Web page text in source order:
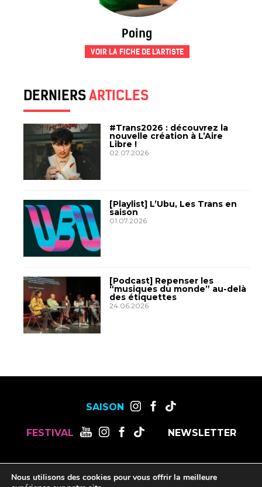
Poing
VOIR LA FICHE DE L'ARTISTE
DERNIERSARTICLES
#Trans2026 : découvrez la
nouvelle création à L’Aire
Libre !
02.07.2026
[Playlist] L’Ubu, Les Trans en
saison
01.07.2026
[Podcast] Repenser les
“musiques du monde” au-delà
des étiquettes
24.06.2026
SAISON
FESTIVAL NEWSLETTER
Nous utilisons des cookies pour vous offrir la meilleure